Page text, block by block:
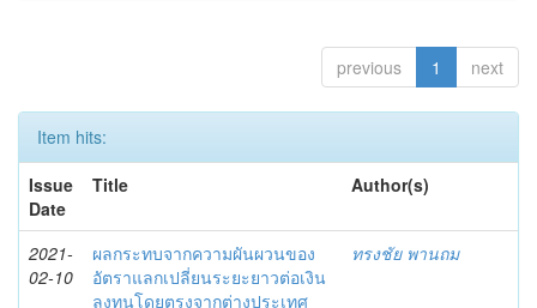
previous 1 next
Item hits:
Issue
Date
Title Author(s)
2021-
02-10
ผลกระทบจากความผันผวนของ
อัตราแลกเปลี่ยนระยะยาวต่อเงิน
ลงทุนโดยตรงจากต่างประเทศ
ทรงชัย พานถม